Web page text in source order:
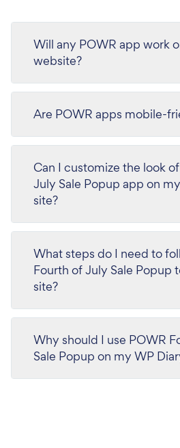
Will any POWR app work
website?
Are POWR apps mobile-
Can I customize the look
July Sale Popup app on
site?
What steps do I need to
Fourth of July Sale Popup
site?
Why should I use POWR
Sale Popup on my WP